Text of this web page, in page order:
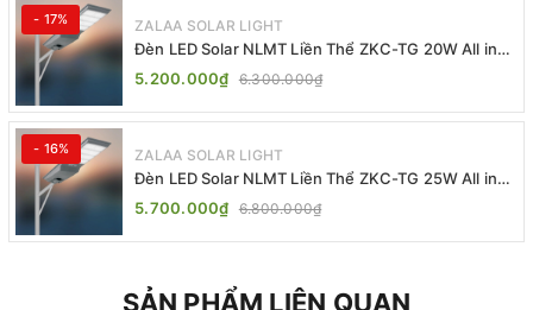
- 17% ZALAA SOLAR LIGHT
Đèn LED Solar NLMT Liền Thể ZKC-TG 20W All in
One | ZALAA Street Light
5.200.000₫ 6.300.000₫
- 16% ZALAA SOLAR LIGHT
Đèn LED Solar NLMT Liền Thể ZKC-TG 25W All in
One | ZALAA Street Light
5.700.000₫ 6.800.000₫
SẢN PHẨM LIÊN QUAN